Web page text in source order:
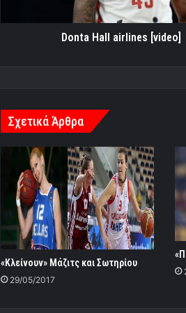
Donta Hall airlines [video]
Σχετικά Άρθρα
«Κλείνουν» Μάζιτς και Σωτηρίου
29/05/2017